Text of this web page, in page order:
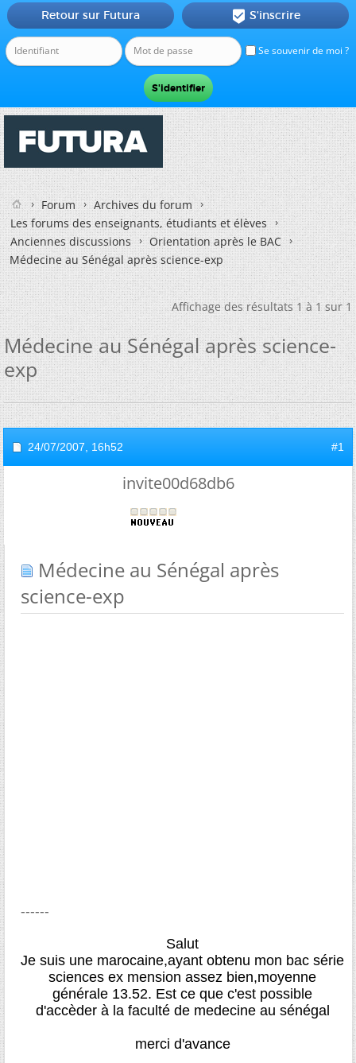
Se souvenir de moi ?
Retour sur Futura  S'inscrire
Forum
Archives du forum
Les forums des enseignants, étudiants et élèves
Anciennes discussions
Orientation après le BAC
Médecine au Sénégal après science-exp
Affichage des résultats 1 à 1 sur 1
Médecine au Sénégal après science-
exp
24/07/2007, 16h52 #1
invite00d68db6
Médecine au Sénégal après
science-exp
------
Salut
Je suis une marocaine,ayant obtenu mon bac série
sciences ex mension assez bien,moyenne
générale 13.52. Est ce que c'est possible
d'accèder à la faculté de medecine au sénégal
merci d'avance